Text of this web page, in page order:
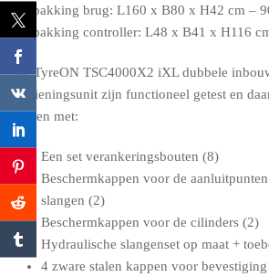
Verpakking brug: L160 x B80 x H42 cm –
Verpakking controller: L48 x B41 x H116
De TyreON TSC4000X2 iXL dubbele
bedieningsunit zijn functioneel getest en
samen met:
Een set verankeringsbouten (8)
Beschermkappen voor de
slangen (2)
Beschermkappen voor de cilinders (2)
Hydraulische slangenset op maat +
4 zware stalen kappen voor